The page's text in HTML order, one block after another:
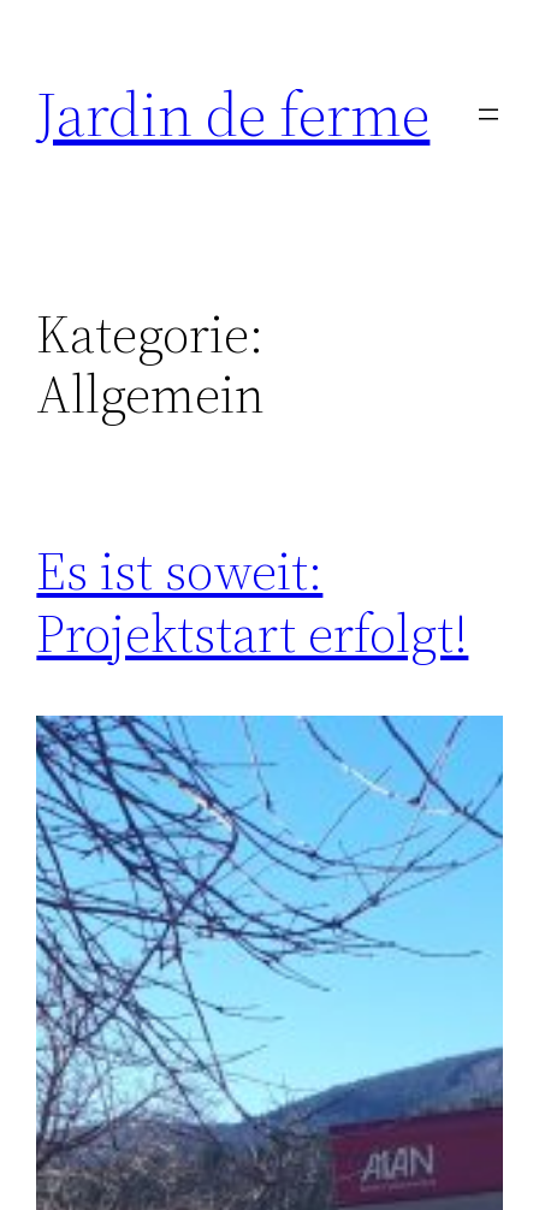
springen
Jardin de ferme
Kategorie:
Allgemein
Es ist soweit:
Projektstart erfolgt!